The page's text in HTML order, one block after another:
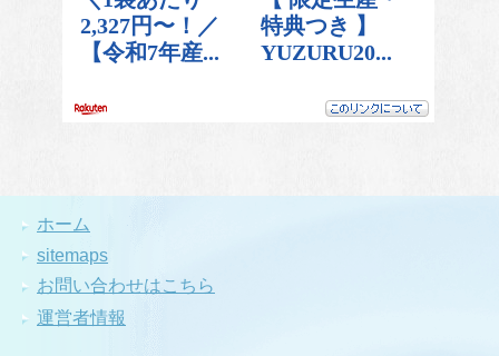
ホーム
sitemaps
お問い合わせはこちら
運営者情報